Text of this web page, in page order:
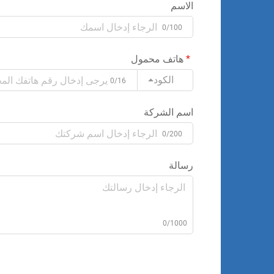
الاسم
0/100
هاتف محمول
الكود
0/16
اسم الشركة
0/200
رسالة
0/1000